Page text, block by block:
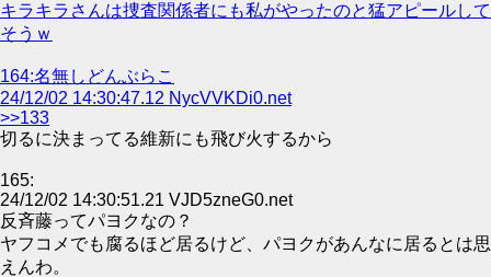
キラキラさんは捜査関係者にも私がやったのと猛アピールして
そうｗ
164:名無しどんぶらこ
24/12/02 14:30:47.12 NycVVKDi0.net
>>133
切るに決まってる維新にも飛び火するから
165:
24/12/02 14:30:51.21 VJD5zneG0.net
反斉藤ってパヨクなの？
ヤフコメでも腐るほど居るけど、パヨクがあんなに居るとは思
えんわ。